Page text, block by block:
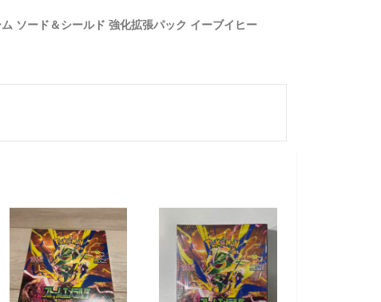
ソード＆シールド 強化拡張パック イーブイヒー